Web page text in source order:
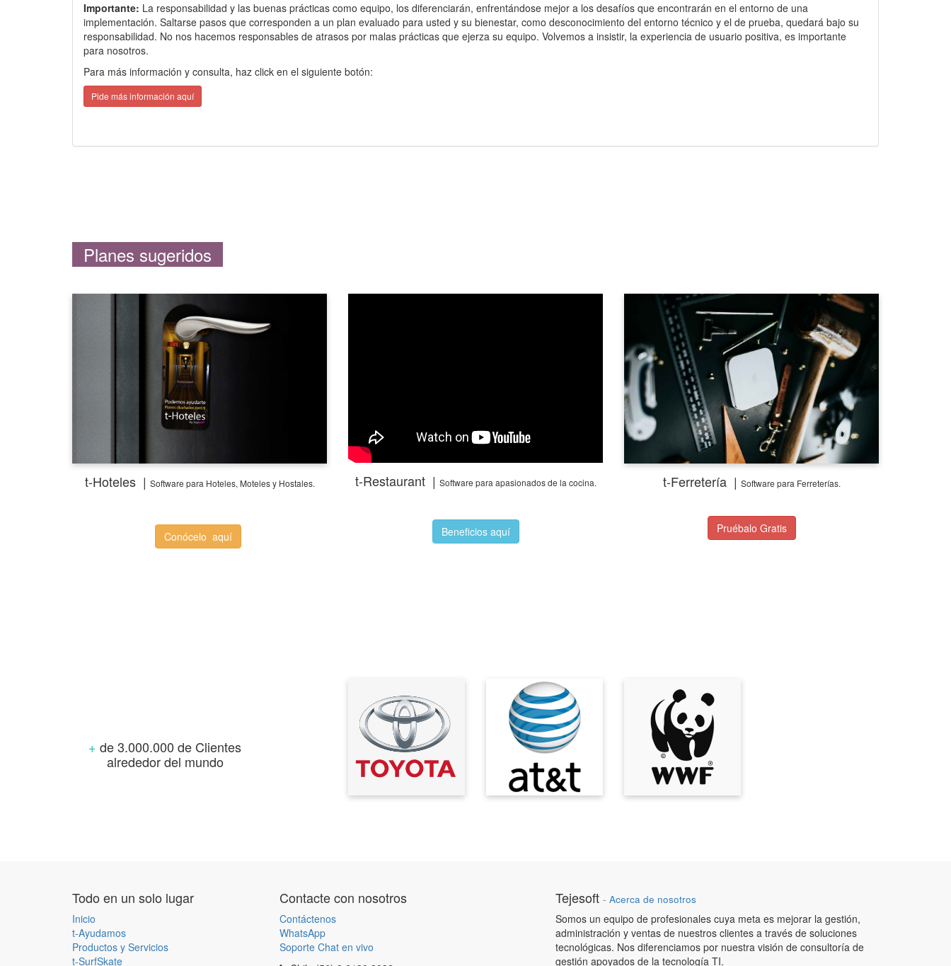
Importante: La responsabilidad y las buenas prácticas como equipo, los diferenciarán, enfrentándose mejor a los desafíos que encontrarán en el entorno de una
implementación. Saltarse pasos que corresponden a un plan evaluado para usted y su bienestar, como desconocimiento del entorno técnico y el de prueba, quedará bajo su
responsabilidad. No nos hacemos responsables de atrasos por malas prácticas que ejerza su equipo. Volvemos a insistir, la experiencia de usuario positiva, es importante
para nosotros.
Para más información y consulta, haz click en el siguiente botón:
Pide más información aquí
Planes sugeridos
t-Hoteles | Software para Hoteles, Moteles y Hostales.
Conócelo aquí
t-Restaurant | Software para apasionados de la cocina.
Beneficios aquí
t-Ferretería | Software para Ferreterías.
Pruébalo Gratis
+ de 3.000.000 de Clientes
alrededor del mundo
Todo en un solo lugar
Inicio
t-Ayudamos
Productos y Servicios
t-SurfSkate
Contacte con nosotros
Contáctenos
WhatsApp
Soporte Chat en vivo
Tejesoft - Acerca de nosotros
Somos un equipo de profesionales cuya meta es mejorar la gestión,
administración y ventas de nuestros clientes a través de soluciones
tecnológicas. Nos diferenciamos por nuestra visión de consultoría de
gestión apoyados de la tecnología TI.